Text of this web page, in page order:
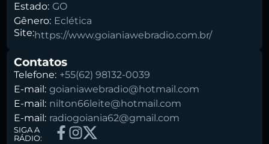
Pesquise aqui a sua rádio favorita:
Buscar rádio
Estado: GO
Gênero: Eclética
Site:https://www.goianiawebradio.com.br/
Contatos
Telefone: +55(62) 98132-0039
E-mail: goianiawebradio@hotmail.com
E-mail: nilton66leite@hotmail.com
E-mail: radiogoiania62@gmail.com
SIGA A
RÁDIO: